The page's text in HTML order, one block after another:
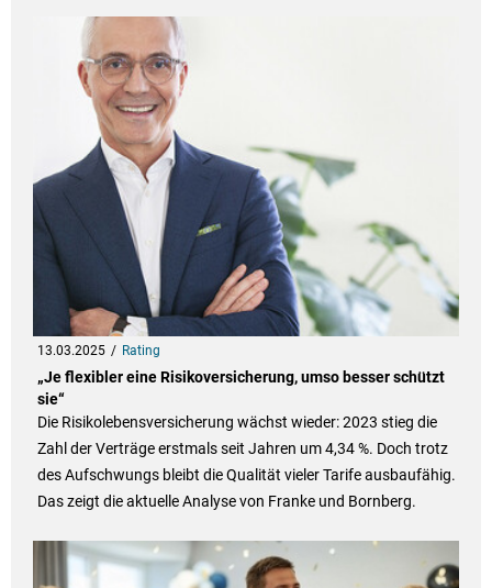
13.03.2025 Rating
„Je flexibler eine Risikoversicherung, umso besser schützt
sie“
Die Risikolebensversicherung wächst wieder: 2023 stieg die
Zahl der Verträge erstmals seit Jahren um 4,34 %. Doch trotz
des Aufschwungs bleibt die Qualität vieler Tarife ausbaufähig.
Das zeigt die aktuelle Analyse von Franke und Bornberg.